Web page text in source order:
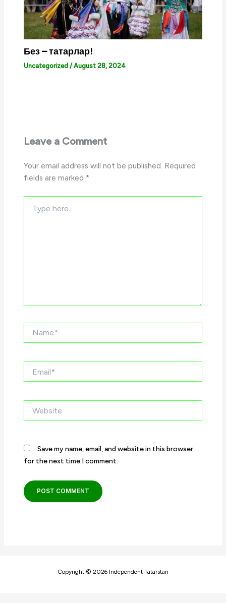
Без – татарлар!
Uncategorized /August 28, 2024
Leave a Comment
Your email address will not be published. Required
fields are marked*
here..
Save my name, email, and website in this browser
for the next time I comment.
Copyright © 2026 Independent Tatarstan